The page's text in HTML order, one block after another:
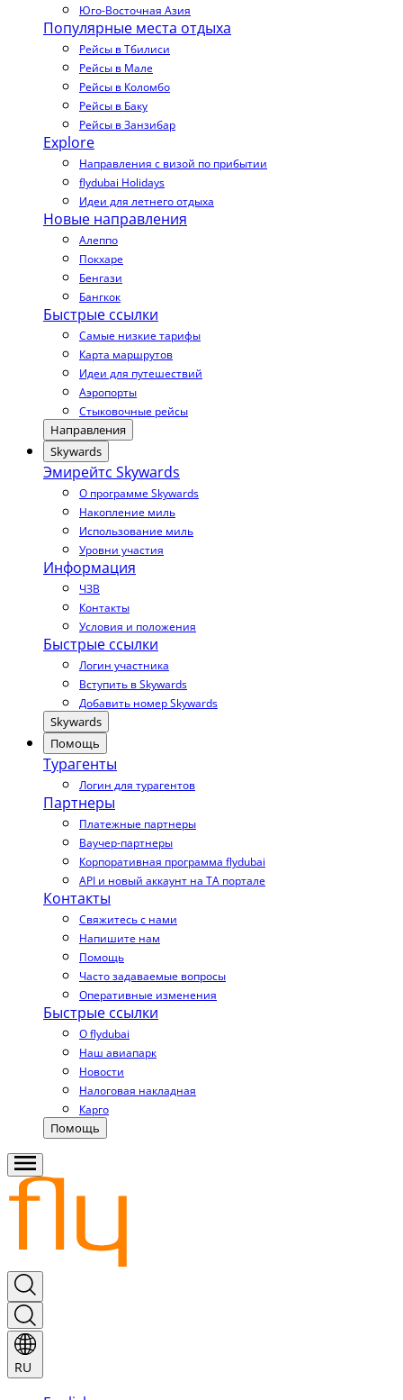
Юго-Восточная Азия
Популярные места отдыха
Рейсы в Тбилиси
Рейсы в Мале
Рейсы в Коломбо
Рейсы в Баку
Рейсы в Занзибар
Explore
Направления с визой по прибытии
flydubai Holidays
Идеи для летнего отдыха
Новые направления
Алеппо
Покхаре
Бенгази
Бангкок
Быстрые ссылки
Самые низкие тарифы
Карта маршрутов
Идеи для путешествий
Аэропорты
Стыковочные рейсы
Направления
Skywards
Эмирейтс Skywards
О программе Skywards
Накопление миль
Использование миль
Уровни участия
Информация
ЧЗВ
Контакты
Условия и положения
Быстрые ссылки
Логин участника
Вступить в Skywards
Добавить номер Skywards
Skywards
Помощь
Турагенты
Логин для турагентов
Партнеры
Платежные партнеры
Ваучер-партнеры
Корпоративная программа flydubai
API и новый аккаунт на TA портале
Контакты
Свяжитесь с нами
Напишите нам
Помощь
Часто задаваемые вопросы
Оперативные изменения
Быстрые ссылки
О flydubai
Наш авиапарк
Новости
Налоговая накладная
Карго
Помощь
RU